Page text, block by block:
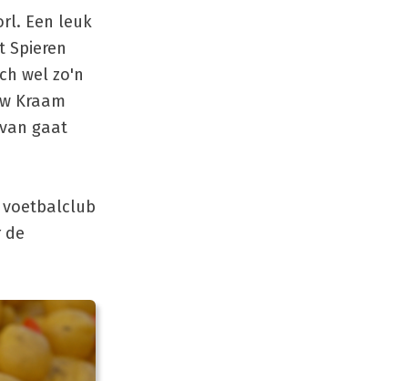
Een leuk
Spieren
wel zo'n
Kraam
gaat
voetbalclub
de